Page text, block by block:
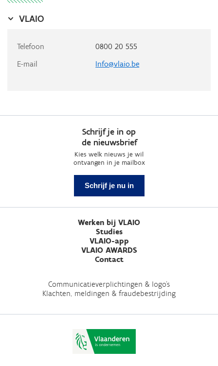
VLAIO
Telefoon
0800 20 555
E-mail
Info@vlaio.be
Schrijf je in op
de nieuwsbrief
Kies welk nieuws je wil
ontvangen in je mailbox
Schrijf je nu in
Werken bij VLAIO
Studies
VLAIO-app
VLAIO AWARDS
Contact
Communicatieverplichtingen & logo's
Klachten, meldingen & fraudebestrijding